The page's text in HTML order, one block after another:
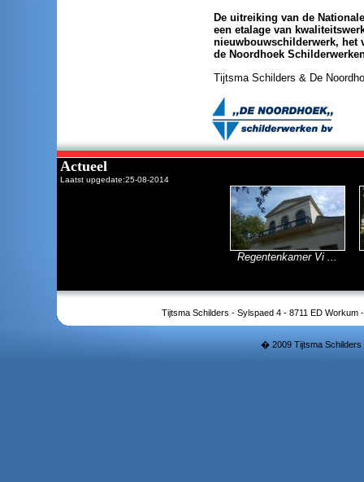
De uitreiking van de
een etalage van
nieuwbouwschilderwerk, het
de Noordhoek
Tijtsma Schilders & De
Actueel
Laatst upgedate:25-08-2014
Regentenkamer Vi ...
Tijtsma Schilders - Sylspaed 4 - 8711 ED
� 2009 Tijtsma